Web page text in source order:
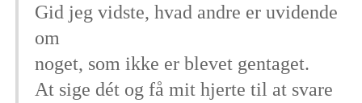
Gid jeg vidste, hvad andre er uvidende
om
noget, som ikke er blevet gentaget.
At sige dét og få mit hjerte til at svare